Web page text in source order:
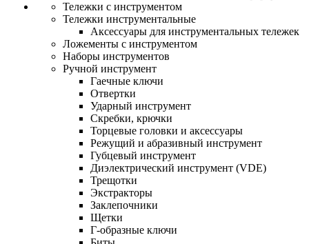
Тележки с инструментом
Тележки инструментальные
Аксессуары для инструментальных тележек
Ложементы с инструментом
Наборы инструментов
Ручной инструмент
Гаечные ключи
Отвертки
Ударный инструмент
Скребки, крючки
Торцевые головки и аксессуары
Режущий и абразивный инструмент
Губцевый инструмент
Диэлектрический инструмент (VDE)
Трещотки
Экстракторы
Заклепочники
Щетки
Г-образные ключи